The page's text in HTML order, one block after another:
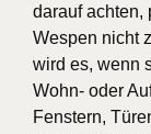
darauf achten,
Wespen nicht
wird es, wenn
Wohn- oder
Fenstern,